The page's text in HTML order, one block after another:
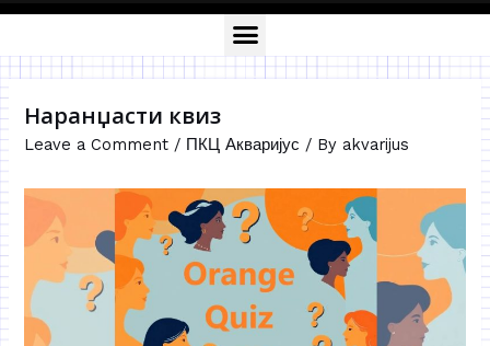
Наранџасти квиз
Leave a Comment / ПКЦ Акваријус / By akvarijus